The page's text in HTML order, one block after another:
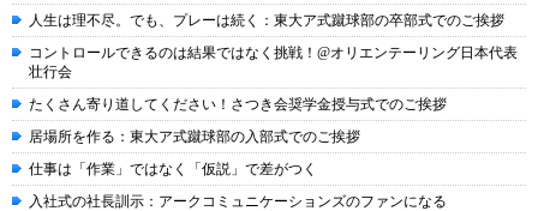
人生は理不尽。でも、プレーは続く：東大ア式蹴球部の卒部式でのご挨拶
コントロールできるのは結果ではなく挑戦！@オリエンテーリング日本代表
壮行会
たくさん寄り道してください！さつき会奨学金授与式でのご挨拶
居場所を作る：東大ア式蹴球部の入部式でのご挨拶
仕事は「作業」ではなく「仮説」で差がつく
入社式の社長訓示：アークコミュニケーションズのファンになる